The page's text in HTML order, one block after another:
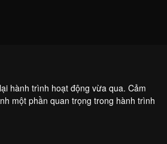
hành trình hoạt động vừa qua. Cảm
một phần quan trọng trong hành trình